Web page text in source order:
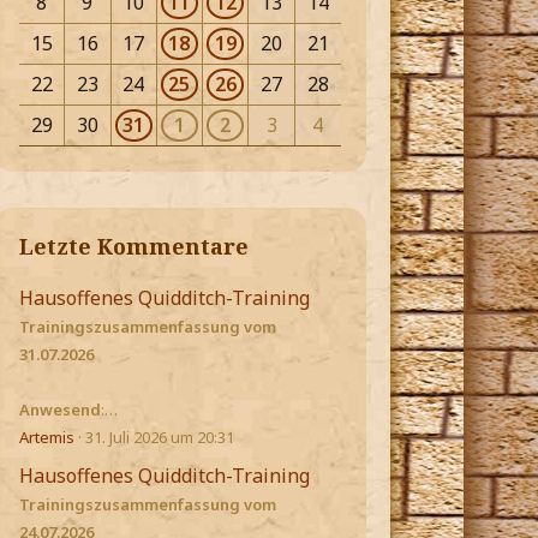
15
16 17 18 19 20
21
22
23 24 25 26 27
28
29
30 31 1 2 3 4
Letzte Kommentare
Hausoffenes Quidditch-Training
Trainingszusammenfassung vom
31.07.2026
Anwesend:…
Artemis 31. Juli 2026 um 20:31
Hausoffenes Quidditch-Training
Trainingszusammenfassung vom
24.07.2026